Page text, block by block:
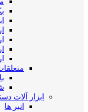
ابزار آلات
انبر ها